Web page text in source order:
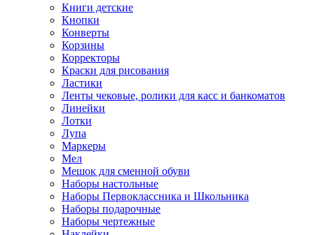
Книги детские
Кнопки
Конверты
Корзины
Корректоры
Краски для рисования
Ластики
Ленты чековые, ролики для касс и банкоматов
Линейки
Лотки
Лупа
Маркеры
Мел
Мешок для сменной обуви
Наборы настольные
Наборы Первоклассника и Школьника
Наборы подарочные
Наборы чертежные